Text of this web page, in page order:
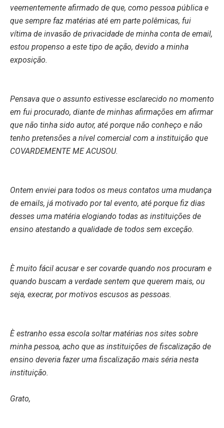
veementemente afirmado de que, como pessoa pública e
que sempre faz matérias até em parte polêmicas, fui
vítima de invasão de privacidade de minha conta de email,
estou propenso a este tipo de ação, devido a minha
exposição.
Pensava que o assunto estivesse esclarecido no momento
em fui procurado, diante de minhas afirmações em afirmar
que não tinha sido autor, até porque não conheço e não
tenho pretensões a nível comercial com a instituição que
COVARDEMENTE ME ACUSOU.
Ontem enviei para todos os meus contatos uma mudança
de emails, já motivado por tal evento, até porque fiz dias
desses uma matéria elogiando todas as instituições de
ensino atestando a qualidade de todos sem exceção.
È muito fácil acusar e ser covarde quando nos procuram e
quando buscam a verdade sentem que querem mais, ou
seja, execrar, por motivos escusos as pessoas.
È estranho essa escola soltar matérias nos sites sobre
minha pessoa, acho que as instituições de fiscalização de
ensino deveria fazer uma fiscalização mais séria nesta
instituição.
Grato,